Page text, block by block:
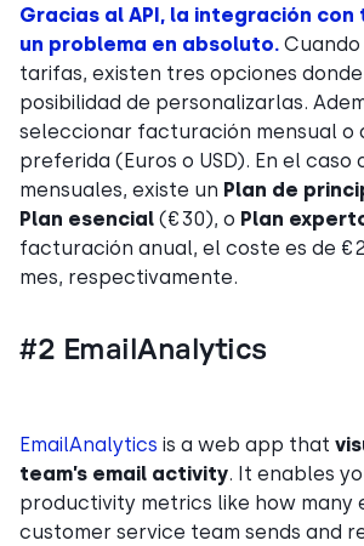
Gracias al API, la integración con
un problema en absoluto.
tarifas, existen tres opciones
posibilidad de personalizarlas.
seleccionar facturación mensual o
preferida (Euros o USD). En el caso
mensuales, existe un Plan de
Plan esencial (€30), o Plan
facturación anual, el coste es de
mes, respectivamente.
#2 EmailAnalytics
EmailAnalytics is a web app that
team’s email activity. It enables
productivity metrics like how many
customer service team sends and